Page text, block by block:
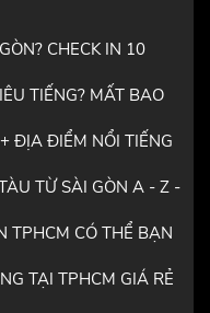
CHECK IN 10
TIẾNG? MẤT BAO
ĐỊA ĐIỂM NỔI TIẾNG
TỪ SÀI GÒN A - Z -
TPHCM CÓ THỂ BẠN
TẠI TPHCM GIÁ RẺ